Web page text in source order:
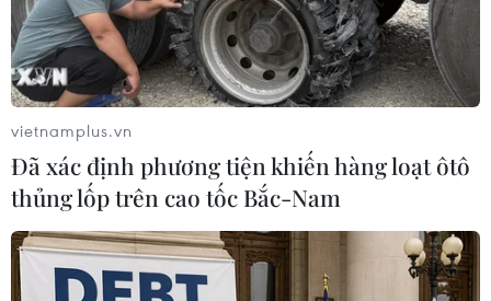
Khảo sát trên các nền tảng đặt phòng trực tuyến
phổ biến như Agoda, Traveloka, Booking…, vẫn
còn khá nhiều lựa chọn phòng khách sạn tại Hà
Nội dịp 2/9.
Đại diện một số khách sạn tại Hà Nội cũng cho
biết tỷ lệ đặt phòng có tăng nhẹ so với ngày
thường, tuy nhiên, hiện tượng kín phòng chưa
phổ biến.
Bà Nguyễn Kim Ngân, Quản lý Khách sạn 3 sao
vietnamplus.vn
Đã xác định phương tiện khiến hàng loạt ôtô
thủng lốp trên cao tốc Bắc-Nam